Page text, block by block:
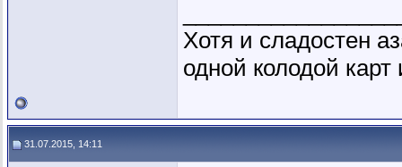
Хотя и сладостен
одной колодой
31.07.2015, 14:11